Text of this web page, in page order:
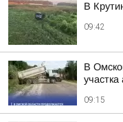
В
09:42
В
09:15